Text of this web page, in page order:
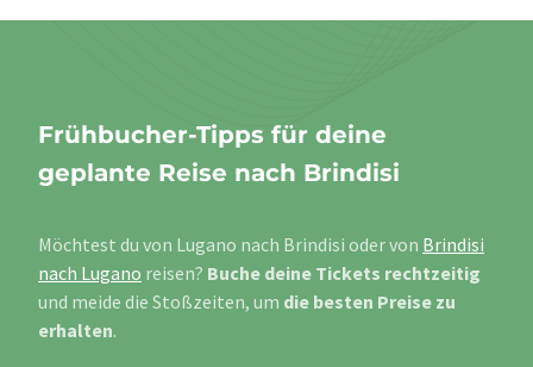
Frühbucher-Tipps für deine
geplante Reise nach Brindisi
Möchtest du von Lugano nach Brindisi oder von Brindisi
nach Lugano reisen? Buche deine Tickets rechtzeitig
und meide die Stoßzeiten, um die besten Preise zu
erhalten.